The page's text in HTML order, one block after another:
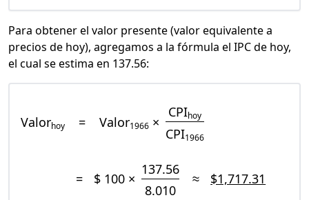
Para obtener el valor presente (valor equivalente a
precios de hoy), agregamos a la fórmula el IPC de hoy,
el cual se estima en 137.56:
Valorhoy = Valor1966 ×
CPIhoy
CPI1966
= $ 100 ×
137.56
8.010
≈ $1,717.31